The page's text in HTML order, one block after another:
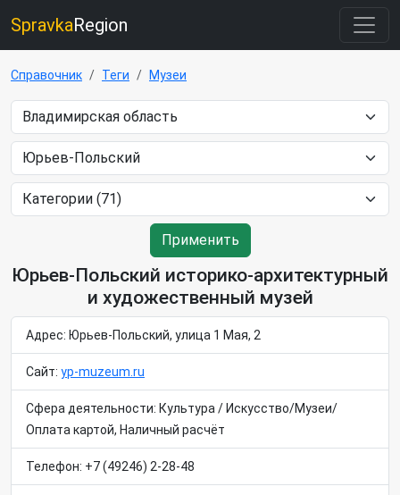
SpravkaRegion
Справочник Теги Музеи
Применить
Юрьев-Польский историко-архитектурный
и художественный музей
Адрес: Юрьев-Польский, улица 1 Мая, 2
Сайт: yp-muzeum.ru
Сфера деятельности: Культура / Искусство/Музеи/
Оплата картой, Наличный расчёт
Телефон: +7 (49246) 2-28-48